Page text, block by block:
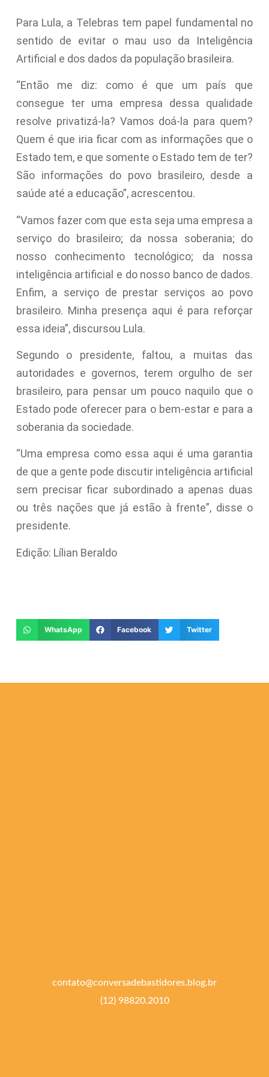
Para Lula, a Telebras tem papel fundamental no
sentido de evitar o mau uso da Inteligência
Artificial e dos dados da população brasileira.
“Então me diz: como é que um país que
consegue ter uma empresa dessa qualidade
resolve privatizá-la? Vamos doá-la para quem?
Quem é que iria ficar com as informações que o
Estado tem, e que somente o Estado tem de ter?
São informações do povo brasileiro, desde a
saúde até a educação”, acrescentou.
“Vamos fazer com que esta seja uma empresa a
serviço do brasileiro; da nossa soberania; do
nosso conhecimento tecnológico; da nossa
inteligência artificial e do nosso banco de dados.
Enfim, a serviço de prestar serviços ao povo
brasileiro. Minha presença aqui é para reforçar
essa ideia”, discursou Lula.
Segundo o presidente, faltou, a muitas das
autoridades e governos, terem orgulho de ser
brasileiro, para pensar um pouco naquilo que o
Estado pode oferecer para o bem-estar e para a
soberania da sociedade.
“Uma empresa como essa aqui é uma garantia
de que a gente pode discutir inteligência artificial
sem precisar ficar subordinado a apenas duas
ou três nações que já estão à frente”, disse o
presidente.
Edição: Lílian Beraldo
WhatsApp Facebook Twitter
contato@conversadebastidores.blog.br
(12) 98820.2010